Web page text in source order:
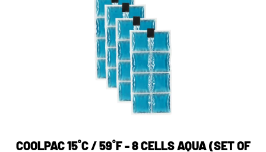
COOLPAC 15˚C / 59˚F - 8 CELLS AQUA (SET OF